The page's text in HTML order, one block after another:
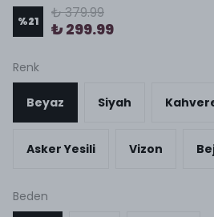
%21 ₺ 379.99
₺ 299.99
Renk
Beyaz Siyah
Asker Yesili Vizon
Beden